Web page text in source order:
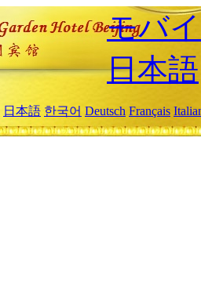
モバ
日本語
日本語 한국어 Deutsch Français